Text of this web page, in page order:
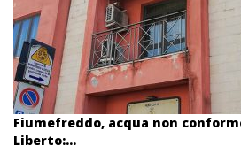
Fiumefreddo, acqua non
Liberto:...